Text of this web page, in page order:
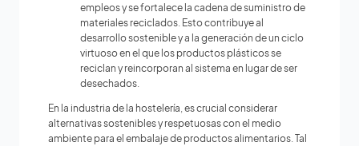
empleos y se fortalece la cadena de suministro de
materiales reciclados. Esto contribuye al
desarrollo sostenible y a la generación de un ciclo
virtuoso en el que los productos plásticos se
reciclan y reincorporan al sistema en lugar de ser
desechados.
En la industria de la hostelería, es crucial considerar
alternativas sostenibles y respetuosas con el medio
ambiente para el embalaje de productos alimentarios. Tal